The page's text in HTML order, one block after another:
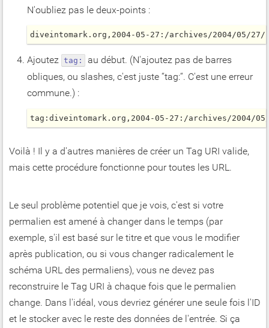
N'oubliez pas le deux-points :
diveintomark.org,2004-05-27:/archives/2004/05/27/
Ajoutez tag:
au début. (N'ajoutez pas de barres
obliques, ou slashes, c'est juste “tag:“. C'est une erreur
commune.) :
tag:diveintomark.org,2004-05-27:/archives/2004/
Voilà ! Il y a d'autres manières de créer un Tag URI valide,
mais cette procédure fonctionne pour toutes les URL.
Le seul problème potentiel que je vois, c'est si votre
permalien est amené à changer dans le temps (par
exemple, s'il est basé sur le titre et que vous le modifier
après publication, ou si vous changer radicalement le
schéma URL des permaliens), vous ne devez pas
reconstruire le Tag URI à chaque fois que le permalien
change. Dans l'idéal, vous devriez générer une seule fois l'ID
et le stocker avec le reste des données de l'entrée. Si ça